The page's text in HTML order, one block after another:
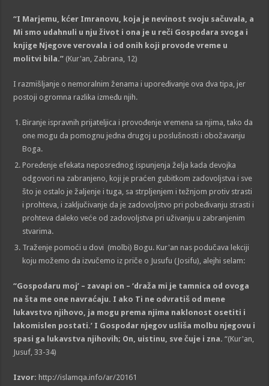
“I Marjemu, kćer Imranovu, koja je nevinost svoju sačuvala, a
Mi smo udahnuli u nju život i ona je u reči Gospodara svoga i
knjige Njegove verovala i od onih koji provode vreme u
molitvi bila.” (Kur'an, Zabrana, 12)
I razmišljanje o nemoralnim ženama i upoređivanje ova dva tipa, jer
postoji ogromna razlika između njih.
Biranje ispravnih prijateljica i provođenje vremena sa njima, tako da
one mogu da pomognu jedna drugoj u poslušnosti i obožavanju
Boga.
Poređenje efekata neposrednog ispunjenja želja kada devojka
odgovori na zabranjeno, koji je praćen gubitkom zadovoljstva i sve
što je ostalo je žaljenje i tuga, sa strpljenjem i težnjom protiv strasti
i prohteva, i zaključivanje da je zadovoljstvo pri pobeđivanju strasti i
prohteva daleko veće od zadovoljstva pri uživanju u zabranjenim
stvarima.
Traženje pomoći u dovi (molbi) Bogu. Kur'an nas podučava lekciji
koju možemo da izvučemo iz priče o Jusufu (Josifu), alejhi selam:
“Gospodaru moj’ – zavapi on – ‘draža mi je tamnica od ovoga
na šta me one navraćaju. I ako Ti ne odvratiš od mene
lukavstvo njihovo, ja mogu prema njima naklonost osetiti i
lakomislen postati.’ I Gospodar njegov usliša molbu njegovu i
spasi ga lukavstva njihovih; On, uistinu, sve čuje i zna. “(Kur'an,
Jusuf, 33-34)
Izvor: http://islamqa.info/ar/20161